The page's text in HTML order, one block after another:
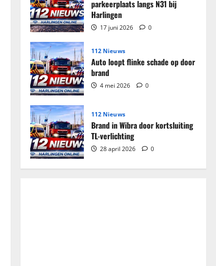
parkeerplaats langs N31 bij
Harlingen
17 juni 2026 0
112 Nieuws
Auto loopt flinke schade op door
brand
4 mei 2026 0
112 Nieuws
Brand in Wibra door kortsluiting
TL-verlichting
28 april 2026 0